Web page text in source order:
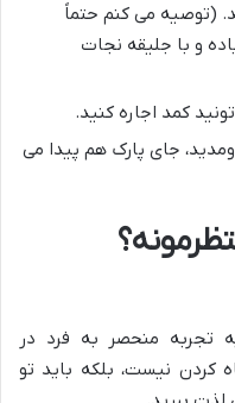
(توصیه می کنم حتماً
و با جلیقه نجات
کمد اجاره کنید.
جای پارک هم پیدا می
تجربه منحصر به فرد در
کردن نیست، بلکه باید تو